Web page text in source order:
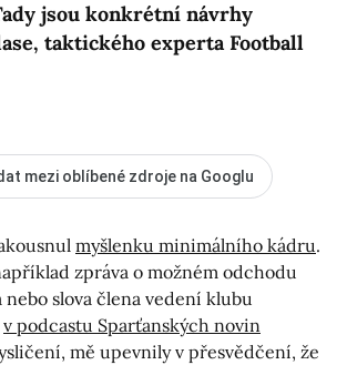
jsou konkrétní návrhy
taktického experta Football
mezi oblíbené zdroje na Googlu
myšlenku minimálního kádru.
zpráva o možném odchodu
nebo slova člena vedení klubu
v podcastu Sparťanských novin
mě upevnily v přesvědčení, že